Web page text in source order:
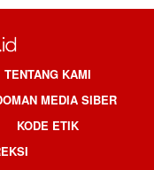
TENTANG KAMI
MEDIA SIBER
KODE ETIK